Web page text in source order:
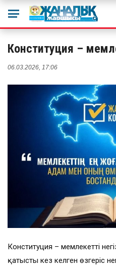
Конституция –
06.03.2026, 17:06
Конституция – мемлекеттің
қатысты кез келген өзгеріс